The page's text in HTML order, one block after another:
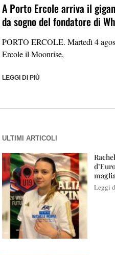
A Porto Ercole arriva il
da sogno del fondatore di
PORTO ERCOLE. Martedì 4
Ercole il Moonrise,
LEGGI DI PIÙ
ULTIMI ARTICOLI
Leggi